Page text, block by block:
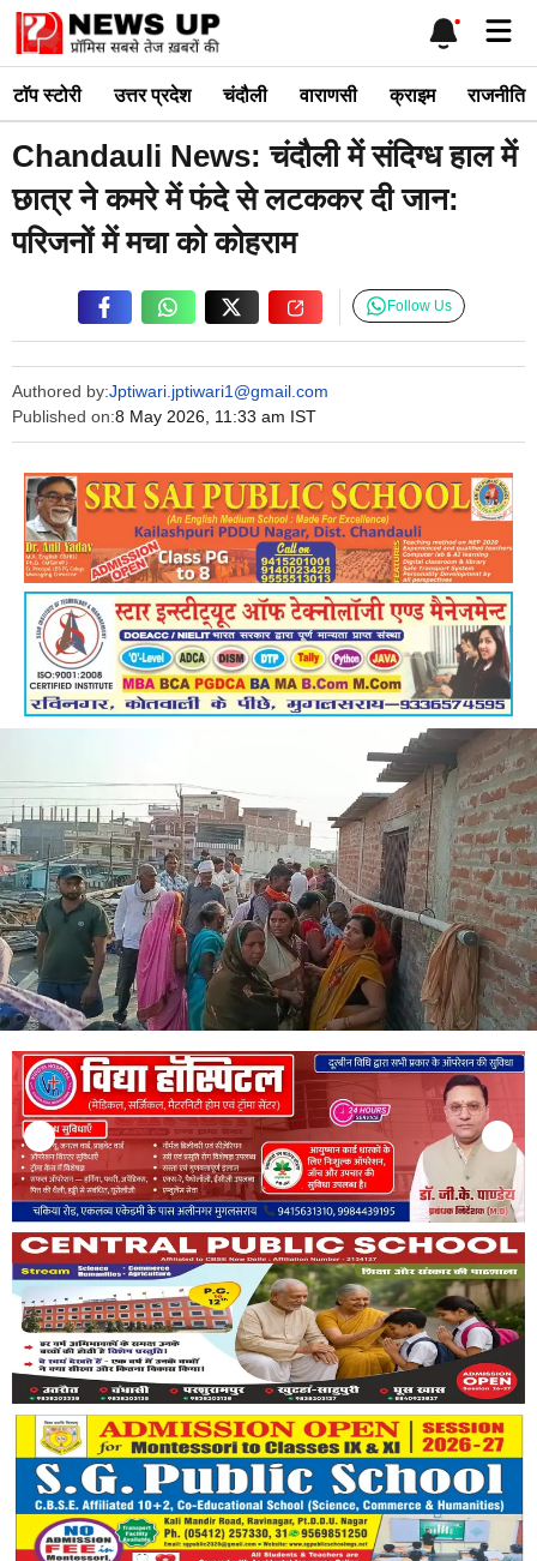
Skip
content
टाॅप स्टोरी उत्तर प्रदेश चंदौली वाराणसी क्राइम राजनीति
Chandauli News: चंदौली में संदिग्ध हाल में
छात्र ने कमरे में फंदे से लटककर दी जान:
परिजनों में मचा को कोहराम
Authored by:Jptiwari.jptiwari1@gmail.com
Published on:8 May 2026, 11:33 am IST
Follow Us